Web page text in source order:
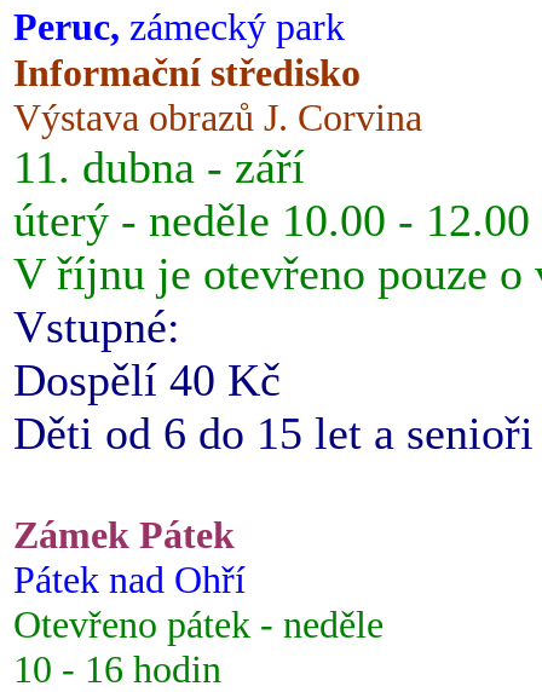
Peruc, zámecký park
Informační středisko
Výstava obrazů J. Corvina
11. dubna - září
úterý - neděle 10.00 -
V říjnu je otevřeno pouze o
Vstupné:
Dospělí 40 Kč
Děti od 6 do 15 let a
Zámek Pátek
Pátek nad Ohří
Otevřeno pátek - neděle
10 - 16 hodin